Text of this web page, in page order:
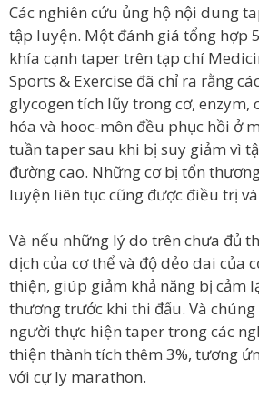
Các nghiên cứu ủng hộ nội dung
tập luyện. Một đánh giá tổng hợp
khía cạnh taper trên tạp chí
Sports & Exercise đã chỉ ra rằng
glycogen tích lũy trong cơ, enzym,
hóa và hooc-môn đều phục hồi ở
tuần taper sau khi bị suy giảm vì
đường cao. Những cơ bị tổn
luyện liên tục cũng được điều trị
Và nếu những lý do trên chưa đủ
dịch của cơ thể và độ dẻo dai của
thiện, giúp giảm khả năng bị cảm
thương trước khi thi đấu. Và
người thực hiện taper trong các
thiện thành tích thêm 3%, tương
với cự ly marathon.